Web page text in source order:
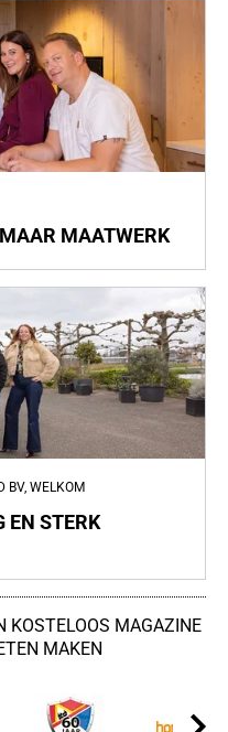
MAATWERK
BV, WELKOM
EN STERK
KOSTELOOS MAGAZINE
MAKEN